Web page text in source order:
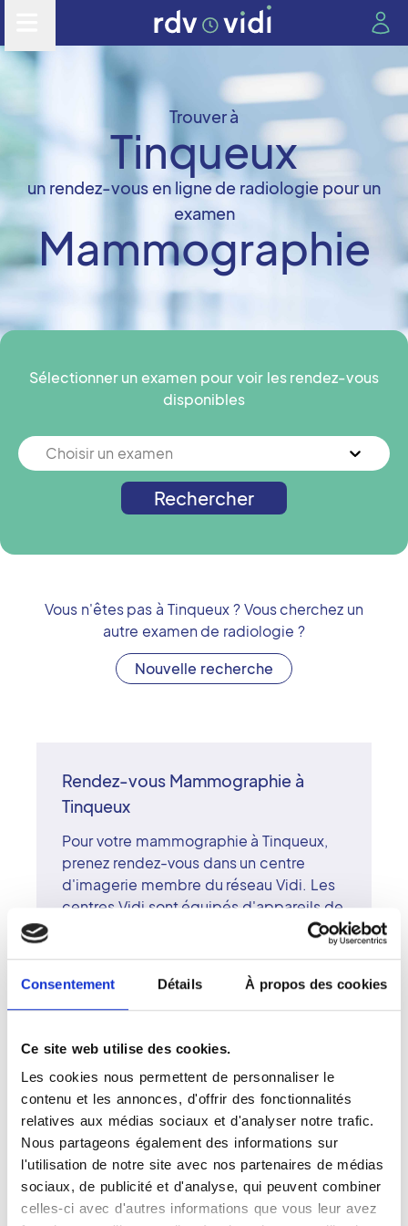
Consentement Détails À propos des cookies
Ce site web utilise des cookies.
Les cookies nous permettent de personnaliser le
contenu et les annonces, d'offrir des fonctionnalités
relatives aux médias sociaux et d'analyser notre trafic.
Nous partageons également des informations sur
l'utilisation de notre site avec nos partenaires de médias
sociaux, de publicité et d'analyse, qui peuvent combiner
celles-ci avec d'autres informations que vous leur avez
Trouver à
Tinqueux
un rendez-vous en ligne de radiologie pour un
examen
Mammographie
Sélectionner un examen pour voir les rendez-vous
disponibles
Choisir un examen
Rechercher
Vous n'êtes pas à Tinqueux? Vous cherchez un
autre examen de radiologie ?
Nouvelle recherche
Rendez-vous Mammographie à
Tinqueux
Pour votre mammographie à Tinqueux,
prenez rendez-vous dans un centre
d'imagerie membre du réseau Vidi. Les
centres Vidi sont équipés d'appareils de
précise et confortable du sein. Les
radiologues surspécialisés du centre de
Tinqueux assurent une interprétation
essentiel pour le dépistage, est réalisé
dans un environnement bienveillant et
confidentiel. Le réseau Vidi valorise la
qualité du soin, la proximité et le respect
du patient. À Tinqueux, technologie et
humanité se rejoignent pour une
imagerie d'excellence.